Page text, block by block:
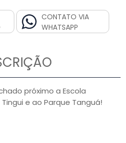
CONTATO VIA
WHATSAPP
próximo a Escola
e ao Parque Tanguá!